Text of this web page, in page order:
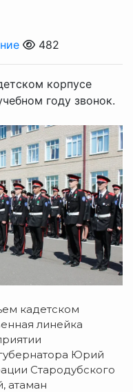
482
корпусе
году звонок.
кадетском
линейка
Юрий
Стародубского
атаман